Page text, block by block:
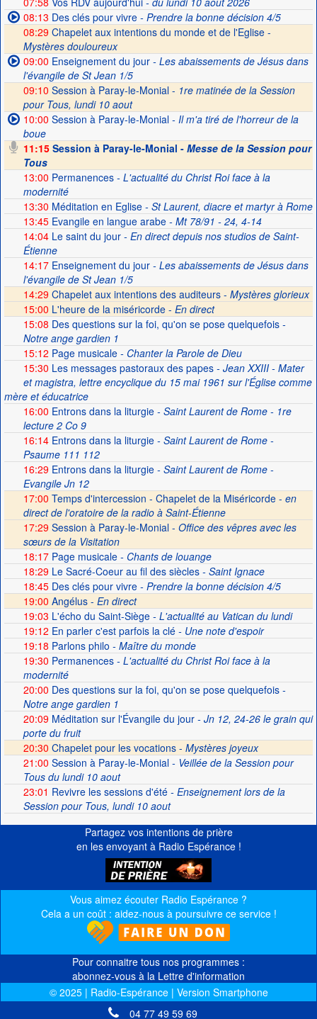
08:13 Des clés pour vivre- Prendre la bonne décision 4/5
08:29 Chapelet aux intentions du monde et de l'Eglise -
Mystères douloureux
09:00 Enseignement du jour- Les abaissements de Jésus dans
l'évangile de St Jean 1/5
09:10 Session à Paray-le-Monial - 1re matinée de la Session
pour Tous, lundi 10 aout
10:00 Session à Paray-le-Monial- Il m'a tiré de l'horreur de la
boue
11:15Session à Paray-le-Monial - Messe de la Session pour
Tous
13:00 Permanences- L'actualité du Christ Roi face à la
modernité
13:30 Méditation en Eglise- St Laurent, diacre et martyr à Rome
13:45Evangile en langue arabe- Mt 78/91 - 24, 4-14
14:04Le saint du jour- En direct depuis nos studios de Saint-
Étienne
14:17Enseignement du jour- Les abaissements de Jésus dans
l'évangile de St Jean 1/5
14:29 Chapelet aux intentions des auditeurs - Mystères glorieux
15:00 L'heure de la miséricorde - En direct
15:08 Des questions sur la foi, qu'on se pose quelquefois-
Notre ange gardien 1
15:12 Page musicale- Chanter la Parole de Dieu
15:30 Les messages pastoraux des papes- Jean XXIII - Mater
et magistra, lettre encyclique du 15 mai 1961 sur l'Église comme
mère et éducatrice
16:00 Entrons dans la liturgie- Saint Laurent de Rome - 1re
lecture 2 Co 9
16:14Entrons dans la liturgie- Saint Laurent de Rome -
Psaume 111 112
16:29Entrons dans la liturgie- Saint Laurent de Rome -
Evangile Jn 12
17:00 Temps d'intercession - Chapelet de la Miséricorde - en
direct de l'oratoire de la radio à Saint-Étienne
17:29 Session à Paray-le-Monial - Office des vêpres avec les
sœurs de la Visitation
18:17Page musicale- Chants de louange
18:29Le Sacré-Coeur au fil des siècles- Saint Ignace
18:45Des clés pour vivre- Prendre la bonne décision 4/5
19:00 Angélus - En direct
19:03 L'écho du Saint-Siège- L'actualité au Vatican du lundi
19:12 En parler c'est parfois la clé- Une note d'espoir
19:18 Parlons philo - Maître du monde
19:30 Permanences- L'actualité du Christ Roi face à la
modernité
20:00 Des questions sur la foi, qu'on se pose quelquefois-
Notre ange gardien 1
20:09Méditation sur l'Évangile du jour- Jn 12, 24-26 le grain qui
porte du fruit
20:30 Chapelet pour les vocations - Mystères joyeux
21:00 Session à Paray-le-Monial- Veillée de la Session pour
Tous du lundi 10 aout
23:01 Revivre les sessions d'été- Enseignement lors de la
Session pour Tous, lundi 10 aout
Partagez vos intentions de prière
en les envoyant à Radio Espérance !
Vous aimez écouter Radio Espérance ?
Cela a un coût : aidez-nous à poursuivre ce service !
Pour connaitre tous nos programmes :
abonnez-vous à la Lettre d'information
© 2025 | Radio-Espérance | Version Smartphone
04 77 49 59 69